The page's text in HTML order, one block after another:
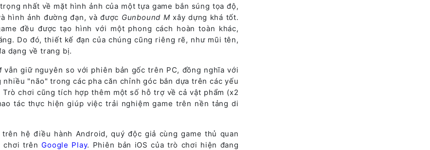
nhất về mặt hình ảnh của một tựa game bắn súng tọa độ,
hình ảnh đường đạn, và được Gunbound M xây dựng khá tốt.
đều được tạo hình với một phong cách hoàn toàn khác,
Do đó, thiết kế đạn của chúng cũng riêng rẽ, như mũi tên,
dạng về trang bị.
vẫn giữ nguyên so với phiên bản gốc trên PC, đồng nghĩa với
"não" trong các pha căn chỉnh góc bắn dựa trên các yếu
chơi cũng tích hợp thêm một số hỗ trợ về cả vật phẩm (x2
tác thực hiện giúp việc trải nghiệm game trên nền tảng di
hệ điều hành Android, quý độc giả cùng game thủ quan
chơi trên Google Play. Phiên bản iOS của trò chơi hiện đang